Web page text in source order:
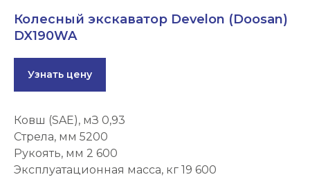
Колесный экскаватор Develon (Doosan)
DX190WA
Узнать цену
Ковш (SAE), мЗ 0,93
Стрела, мм 5200
Рукоять, мм 2 600
Эксплуатационная масса, кг 19 600